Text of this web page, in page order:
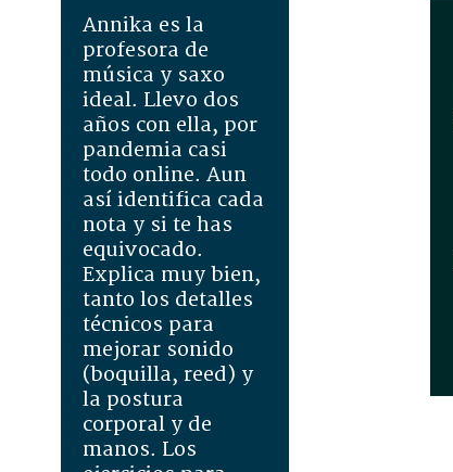
Annika es la
profesora de
música y saxo
ideal. Llevo dos
años con ella, por
pandemia casi
todo online. Aun
así identifica cada
nota y si te has
equivocado.
Explica muy bien,
tanto los detalles
técnicos para
mejorar sonido
(boquilla, reed) y
la postura
corporal y de
manos. Los